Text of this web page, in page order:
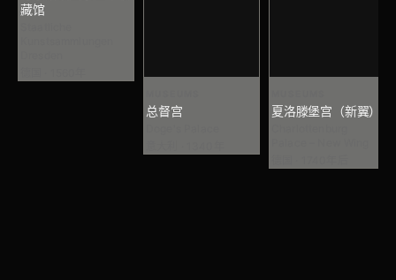
藏馆
总督宫 夏洛滕堡宫（新翼）